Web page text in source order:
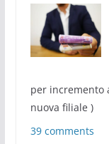
per incremento
nuova filiale )
39 comments